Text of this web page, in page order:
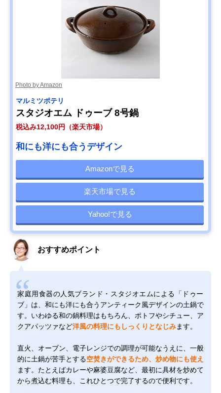
Photo by Amazon
マルミツポテリ
スタジオエム ドゥーブ 8号鍋
税込み12,100円（楽天市場）
和にも洋にも合うデザイン
Amazonで見る
楽天市場で見る
Yahoo!で見る
おすすめポイント
家庭用食器の人気ブランド・スタジオエムによる「ドゥー
ブ」は、和にも洋にも合うアンティーク風デザインの土鍋で
す。いわゆる和の鍋料理はもちろん、ポトフやシチュー、ア
クアパッツァなど洋風の料理にもしっくりとなじみます。
直火、オーブン、電子レンジでの調理が可能なうえに、一般
的に土鍋が苦手とする空焚きができるため、炒め物にも使え
ます。たとえばカレーや麻婆豆腐など、最初に具材を炒めて
から煮込む料理も、これひとつで完了するので便利です。